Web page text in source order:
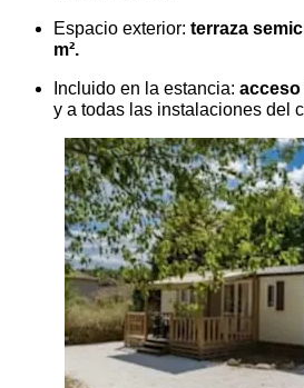
Espacio exterior: terraza
m².
Incluido en la estancia: acceso
y a todas las instalaciones del